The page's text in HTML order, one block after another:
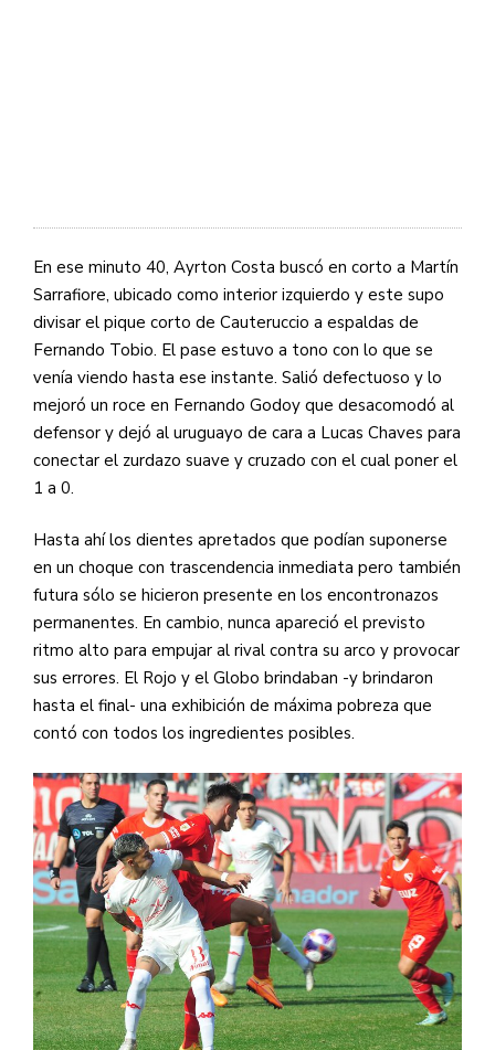
En ese minuto 40, Ayrton Costa buscó en corto a Martín
Sarrafiore, ubicado como interior izquierdo y este supo
divisar el pique corto de Cauteruccio a espaldas de
Fernando Tobio. El pase estuvo a tono con lo que se
venía viendo hasta ese instante. Salió defectuoso y lo
mejoró un roce en Fernando Godoy que desacomodó al
defensor y dejó al uruguayo de cara a Lucas Chaves para
conectar el zurdazo suave y cruzado con el cual poner el
1 a 0.
Hasta ahí los dientes apretados que podían suponerse
en un choque con trascendencia inmediata pero también
futura sólo se hicieron presente en los encontronazos
permanentes. En cambio, nunca apareció el previsto
ritmo alto para empujar al rival contra su arco y provocar
sus errores. El Rojo y el Globo brindaban -y brindaron
hasta el final- una exhibición de máxima pobreza que
contó con todos los ingredientes posibles.